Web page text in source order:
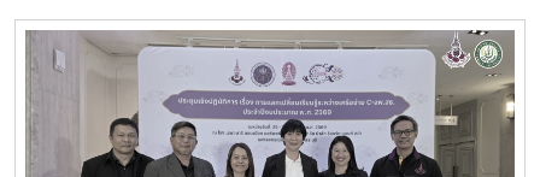
มหาวิทยาลัยแม่โจ้ ประธานคณะกรรมการดำเนินงานฯ เป็น
ประธานการประชุม และได้รับเกียรติจาก นายพรชัย จุฑามาศ รอง
ผู้อำนวยการ อพ.สธ. และ ดร.ปิยรัษฎ์ ปริญญาพงษ์ เจริญทรัพย์
ผู้ช่วยผู้อำนวยการ อพ.สธ./เลขานุการคณะกรรมการ อพ.สธ.เข้า
ร่วมการประชุม โดยมี ผศ.ดร.ทิพย์สุดา ตั้งตระกูล ผู้อำนวยการ